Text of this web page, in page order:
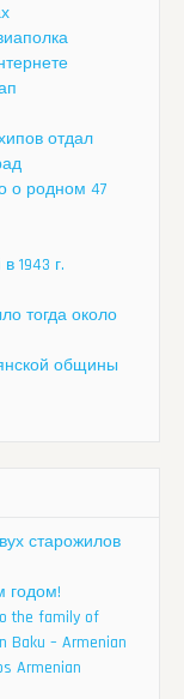
отдал
о родном 47
1943 г.
тогда около
общины
старожилов
the family of
Baku – Armenian
Armenian